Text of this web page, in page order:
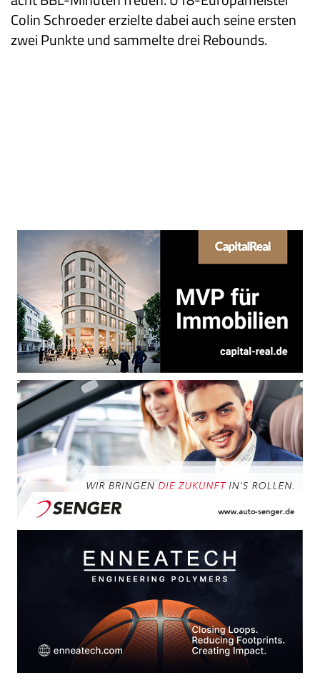
Colin Schroeder erzielte dabei auch seine ersten
zwei Punkte und sammelte drei Rebounds.